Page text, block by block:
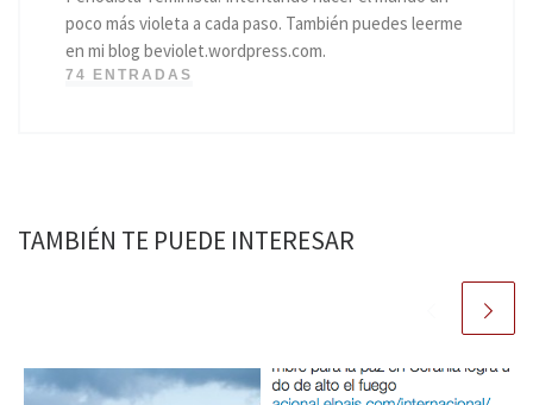
poco más violeta a cada paso. También puedes leerme
en mi blog beviolet.wordpress.com.
74 ENTRADAS
TAMBIÉN TE PUEDE INTERESAR